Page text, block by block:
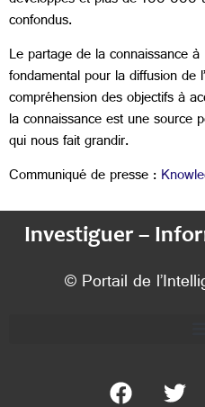
confondus.
Le partage de la connaissance à
fondamental pour la diffusion de
compréhension des objectifs à
la connaissance est une source
qui nous fait grandir.
Communiqué de presse :
Investiguer –
© Portail de